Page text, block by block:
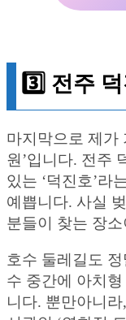
3️⃣ 전주
마지막으로 제가
원’입니다. 전주
있는 ‘덕진호’라
예쁩니다. 사실
분들이 찾는 장
호수 둘레길도
수 중간에 아치형
니다. 뿐만아니